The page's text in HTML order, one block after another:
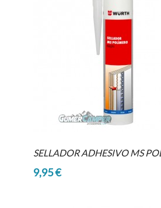
SELLADOR ADHESIVO MS
9,95 €